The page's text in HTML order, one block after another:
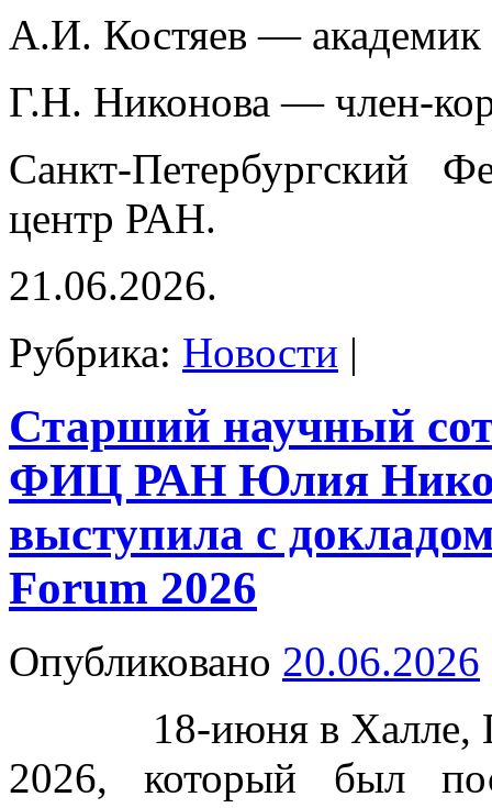
А.И. Костяев —
Г.Н. Никонова — член-
Санкт-Петербургский
центр РАН.
21.06.2026.
Рубрика: Новости |
Старший научный
ФИЦ РАН Юлия
выступила с
Forum 2026
Опубликовано 20.06.2026
18-июня в Халле,
2026, который был